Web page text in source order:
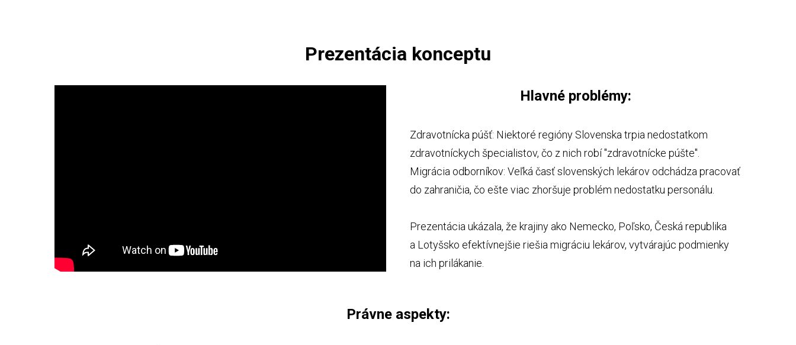
Prezentácia konceptu
Hlavné problémy:
Zdravotnícka púšť: Niektoré regióny Slovenska trpia nedostatkom
zdravotníckych špecialistov, čo z nich robí "zdravotnícke púšte".
Migrácia odborníkov: Veľká časť slovenských lekárov odchádza pracovať
do zahraničia, čo ešte viac zhoršuje problém nedostatku personálu.
Prezentácia ukázala, že krajiny ako Nemecko, Poľsko, Česká republika
a Lotyšsko efektívnejšie riešia migráciu lekárov, vytvárajúc podmienky
na ich prilákanie.
Právne aspekty: